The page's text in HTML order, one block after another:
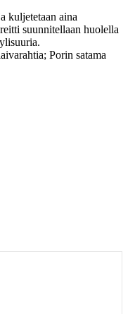
kuljetetaan aina
suunnitellaan huolella
Porin satama